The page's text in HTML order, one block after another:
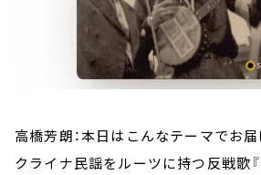
高橋芳朗：本日はこんなテーマでお届
クライナ民謡をルーツに持つ反戦歌